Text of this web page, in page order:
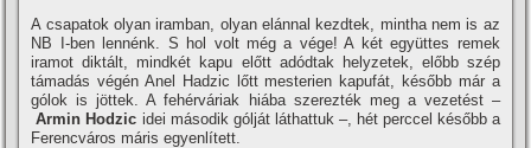
A csapatok olyan iramban, olyan elánnal kezdtek, mintha nem is az
NB I-ben lennénk. S hol volt még a vége! A két együttes remek
iramot diktált, mindkét kapu előtt adódtak helyzetek, előbb szép
támadás végén Anel Hadzic lőtt mesterien kapufát, később már a
gólok is jöttek. A fehérváriak hiába szerezték meg a vezetést –
Armin Hodzic idei második gólját láthattuk –, hét perccel később a
Ferencváros máris egyenlí­tett.